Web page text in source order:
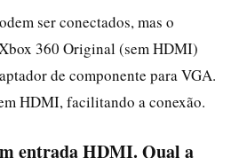
ser conectados, mas o
360 Original (sem HDMI)
de componente para VGA.
HDMI, facilitando a conexão.
entrada HDMI. Qual a